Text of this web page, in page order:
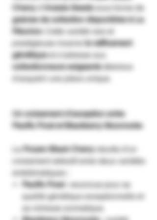
Cherryd’ Anesia Seedssous forme de
graines de collection disponibles à La
Réunion . Cette variété rare et
prestigieuse incarnele raffinement
génétiqueet s’adresse aux
collectionneurs exigeantsdésireux
d’acquérir une pièce unique.
Un croisement d’exception entre
Pacific Frost et Blackberry Moonrocks
La Frozen Black Cherryrésulte d’un
croisement sélectif entre deux variétés
emblématiques :
Pacific Frost: reconnue pour sa
qualité génétique exceptionnelle et
sa richesse aromatique.